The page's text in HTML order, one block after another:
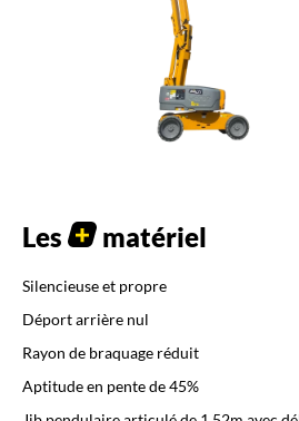
Les matériel
Silencieuse et propre
Déport arrière nul
Rayon de braquage réduit
Aptitude en pente de 45%